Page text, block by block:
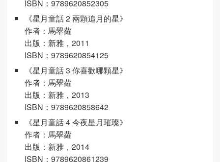
ISBN：9789620852305
《星月童話 2 兩顆追月的星》
作者：馬翠蘿
出版：新雅，2011
ISBN：9789620854125
《星月童話 3 你喜歡哪顆星》
作者：馬翠蘿
出版：新雅，2013
ISBN：9789620858642
《星月童話 4 今夜星月璀璨》
作者：馬翠蘿
出版：新雅，2014
ISBN：9789620861239